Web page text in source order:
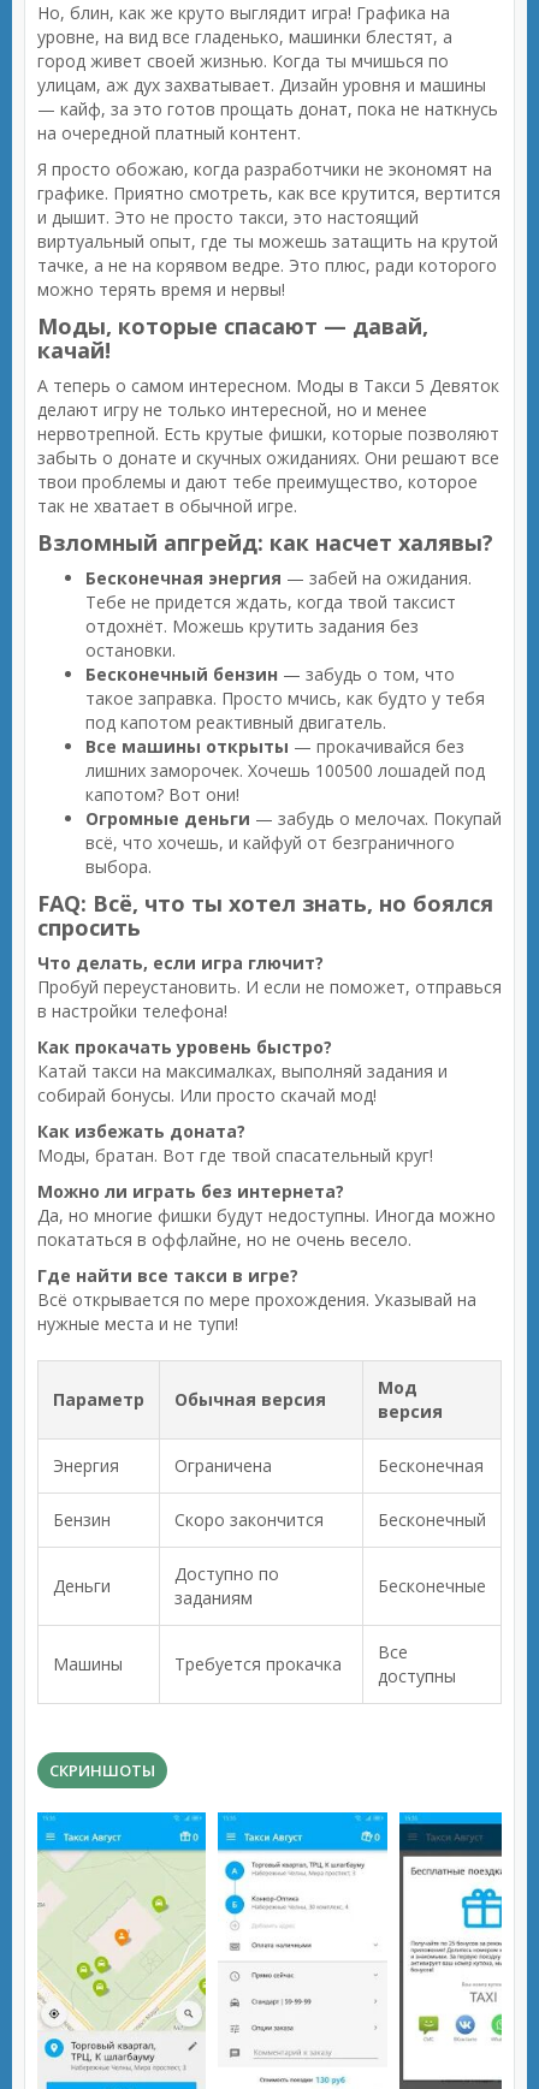
Но, блин, как же круто выглядит игра! Графика на
уровне, на вид все гладенько, машинки блестят, а
город живет своей жизнью. Когда ты мчишься по
улицам, аж дух захватывает. Дизайн уровня и машины
— кайф, за это готов прощать донат, пока не наткнусь
на очередной платный контент.
Я просто обожаю, когда разработчики не экономят на
графике. Приятно смотреть, как все крутится, вертится
и дышит. Это не просто такси, это настоящий
виртуальный опыт, где ты можешь затащить на крутой
тачке, а не на корявом ведре. Это плюс, ради которого
можно терять время и нервы!
Моды, которые спасают — давай,
качай!
А теперь о самом интересном. Моды в Такси 5 Девяток
делают игру не только интересной, но и менее
нервотрепной. Есть крутые фишки, которые позволяют
забыть о донате и скучных ожиданиях. Они решают все
твои проблемы и дают тебе преимущество, которое
так не хватает в обычной игре.
Взломный апгрейд: как насчет халявы?
Бесконечная энергия — забей на ожидания.
Тебе не придется ждать, когда твой таксист
отдохнёт. Можешь крутить задания без
остановки.
Бесконечный бензин — забудь о том, что
такое заправка. Просто мчись, как будто у тебя
под капотом реактивный двигатель.
Все машины открыты — прокачивайся без
лишних заморочек. Хочешь 100500 лошадей под
капотом? Вот они!
Огромные деньги — забудь о мелочах. Покупай
всё, что хочешь, и кайфуй от безграничного
выбора.
FAQ: Всё, что ты хотел знать, но боялся
спросить
Что делать, если игра глючит?
Пробуй переустановить. И если не поможет, отправься
в настройки телефона!
Как прокачать уровень быстро?
Катай такси на максималках, выполняй задания и
собирай бонусы. Или просто скачай мод!
Как избежать доната?
Моды, братан. Вот где твой спасательный круг!
Можно ли играть без интернета?
Да, но многие фишки будут недоступны. Иногда можно
покататься в оффлайне, но не очень весело.
Где найти все такси в игре?
Всё открывается по мере прохождения. Указывай на
нужные места и не тупи!
Параметр Обычная версия
Мод
версия
Энергия Ограничена Бесконечная
Бензин Скоро закончится Бесконечный
Деньги
Доступно по
заданиям
Бесконечные
Машины Требуется прокачка
Все
доступны
СКРИНШОТЫ